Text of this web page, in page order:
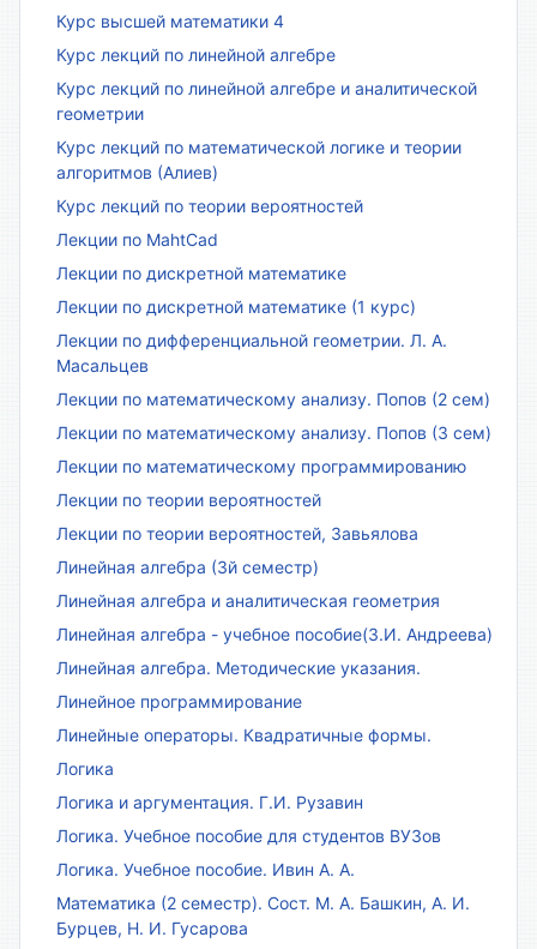
Курс высшей математики 4
Курс лекций по линейной алгебре
Курс лекций по линейной алгебре и аналитической
геометрии
Курс лекций по математической логике и теории
алгоритмов (Алиев)
Курс лекций по теории вероятностей
Лекции по MahtCad
Лекции по дискретной математике
Лекции по дискретной математике (1 курс)
Лекции по дифференциальной геометрии. Л. А.
Масальцев
Лекции по математическому анализу. Попов (2 сем)
Лекции по математическому анализу. Попов (3 сем)
Лекции по математическому программированию
Лекции по теории вероятностей
Лекции по теории вероятностей, Завьялова
Линейная алгебра (3й семестр)
Линейная алгебра и аналитическая геометрия
Линейная алгебра - учебное пособие(З.И. Андреева)
Линейная алгебра. Методические указания.
Линейное программирование
Линейные операторы. Квадратичные формы.
Логика
Логика и аргументация. Г.И. Рузавин
Логика. Учебное пособие для студентов ВУЗов
Логика. Учебное пособие. Ивин А. А.
Математика (2 семестр). Сост. М. А. Башкин, А. И.
Бурцев, Н. И. Гусарова